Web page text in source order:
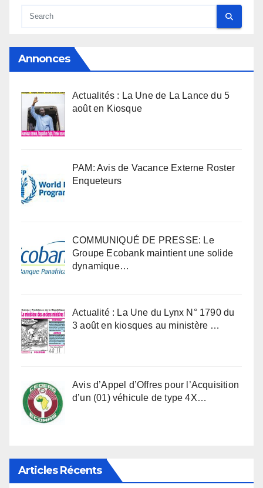
Annonces
Actualités : La Une de La Lance du 5
août en Kiosque
PAM: Avis de Vacance Externe Roster
Enqueteurs
COMMUNIQUÉ DE PRESSE: Le
Groupe Ecobank maintient une solide
dynamique…
Actualité : La Une du Lynx N° 1790 du
3 août en kiosques au ministère …
Avis d’Appel d’Offres pour l’Acquisition
d’un (01) véhicule de type 4X…
Articles Récents